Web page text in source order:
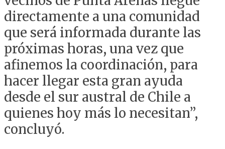
directamente a una comunidad
que será informada durante las
próximas horas, una vez que
afinemos la coordinación, para
hacer llegar esta gran ayuda
desde el sur austral de Chile a
quienes hoy más lo necesitan”,
concluyó.